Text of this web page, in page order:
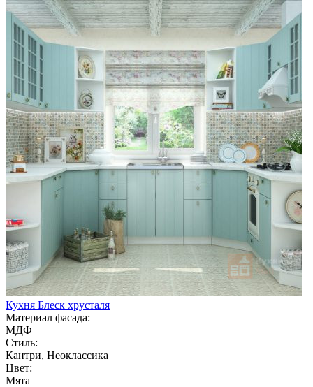
Кухня Блеск хрусталя
Материал фасада:
МДФ
Стиль:
Кантри, Неоклассика
Цвет:
Мята